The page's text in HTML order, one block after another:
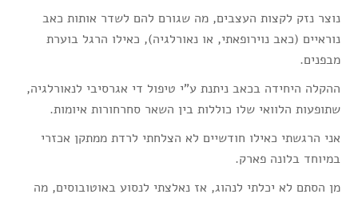
נוצר נזק לקצות העצבים, מה שגורם להם לשדר אותות כאב
נוראיים (כאב נוירופאתי, או נאורלגיה), כאילו הרגל בוערת
מבפנים.
ההקלה היחידה בכאב ניתנת ע"י טיפול די אגרסיבי לנאורלגיה,
שתופעות הלוואי שלו כוללות בין השאר סחרחורות איומות.
אני הרגשתי כאילו חודשיים לא הצלחתי לרדת ממתקן אכזרי
במיוחד בלונה פארק.
מן הסתם לא יכלתי לנהוג, אז נאלצתי לנסוע באוטובוסים, מה